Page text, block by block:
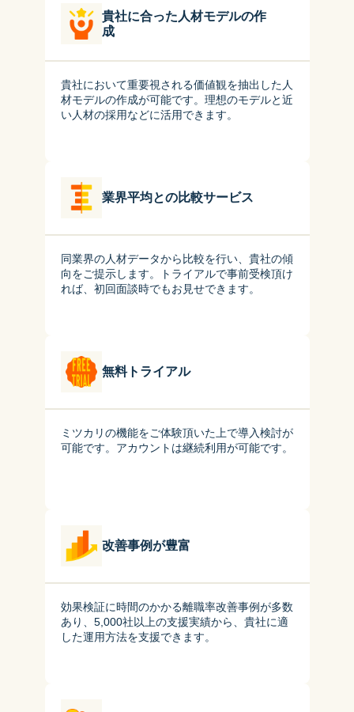
貴社に合った人材モデルの作
成
貴社において重要視される価値観を抽出した人
材モデルの作成が可能です。理想のモデルと近
い人材の採用などに活用できます。
業界平均との比較サービス
同業界の人材データから比較を行い、貴社の傾
向をご提示します。トライアルで事前受検頂け
れば、初回面談時でもお見せできます。
無料トライアル
ミツカリの機能をご体験頂いた上で導入検討が
可能です。アカウントは継続利用が可能です。
改善事例が豊富
効果検証に時間のかかる離職率改善事例が多数
あり、5,000社以上の支援実績から、貴社に適
した運用方法を支援できます。